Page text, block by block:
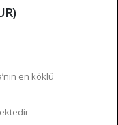
en köklü